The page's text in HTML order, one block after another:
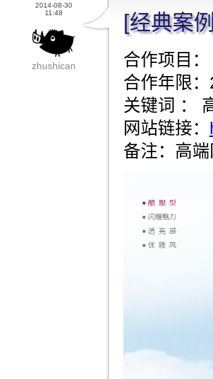
2014-08-30
11:48
zhushican
[经典案
合作项目
合作年限
关键词 ：
网站链接：
备注：高